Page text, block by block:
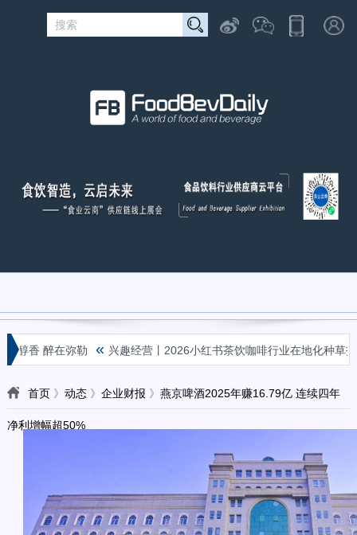
香 醉在弥勒 « 兴趣经营丨2026小红书茶饮咖啡行业在地化种草指南
首页》 动态》 企业财报 》 燕京啤酒2025年赚16.79亿 连续四年
净利增幅超50%